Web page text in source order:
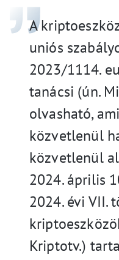
A
uniós
2023/1114.
tanácsi (ún.
olvasható,
közvetlenül
közvetlenül
2024. április
2024. évi VII.
Kriptotv.)